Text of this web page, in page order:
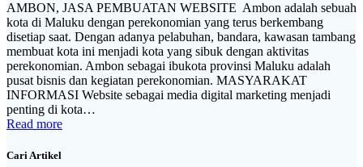
AMBON, JASA PEMBUATAN WEBSITE Ambon adalah sebuah
kota di Maluku dengan perekonomian yang terus berkembang
disetiap saat. Dengan adanya pelabuhan, bandara, kawasan tambang
membuat kota ini menjadi kota yang sibuk dengan aktivitas
perekonomian. Ambon sebagai ibukota provinsi Maluku adalah
pusat bisnis dan kegiatan perekonomian. MASYARAKAT
INFORMASI Website sebagai media digital marketing menjadi
penting di kota…
Read more
Cari Artikel